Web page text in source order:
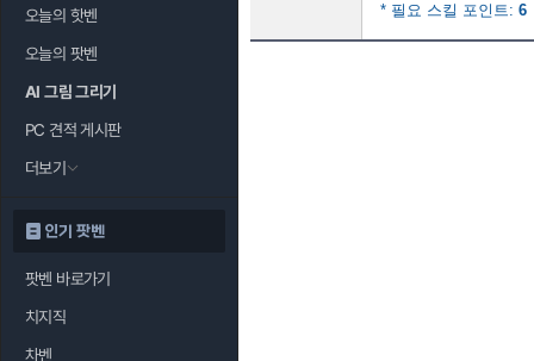
오늘의 핫벤
오늘의 팟벤
AI 그림 그리기
PC 견적 게시판
더보기
인기 팟벤
팟벤 바로가기
치지직
차벤
* 필요 스킬 포인트: 6